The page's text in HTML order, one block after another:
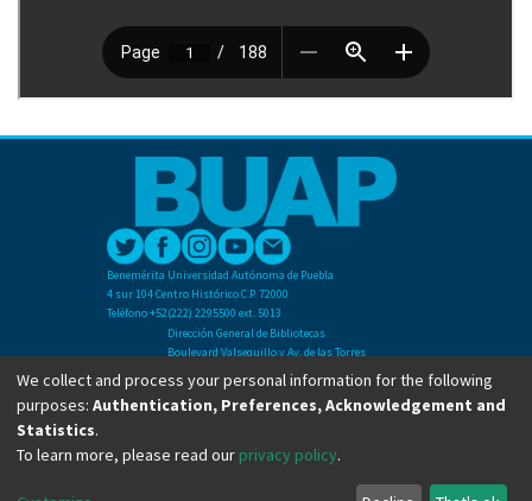
Benemérita Universidad Autónoma de Puebla
4 sur 104 Centro Histórico C.P. 72000
Teléfono +52(222) 2295500 ext. 5013
Dirección General de Bibliotecas
Boulevard Valsequillo y Av. de las Torres
Ciudad Universitaria. Col. San Manuel
C.P. 72570
Teléfono +52 (222) 2295500 Ext 2901
We collect and process your personal information for the following
purposes: Authentication, Preferences, Acknowledgement and
Statistics.
To learn more, please read our privacy policy.